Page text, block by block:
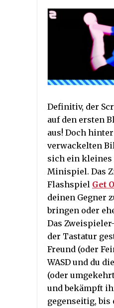
Definitiv, der
auf den ersten
aus! Doch
verwackelten
sich ein
Minispiel. Das
Flashspiel Get
deinen Gegner
bringen oder
Das
der Tastatur
Freund (oder
WASD und du
(oder
und bekämpft
gegenseitig, bis